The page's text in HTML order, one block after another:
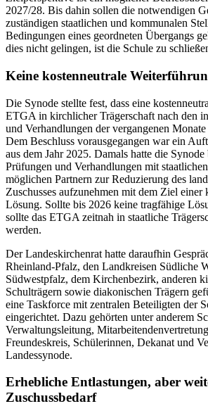
2027/28. Bis dahin sollen die notwendigen
zuständigen staatlichen und kommunalen
Bedingungen eines geordneten Übergangs
dies nicht gelingen, ist die Schule zu
Keine kostenneutrale
Die Synode stellte fest, dass eine
ETGA in kirchlicher Trägerschaft nach den
und Verhandlungen der vergangenen
Dem Beschluss vorausgegangen war ein
aus dem Jahr 2025. Damals hatte die Synode
Prüfungen und Verhandlungen mit
möglichen Partnern zur Reduzierung des
Zuschusses aufzunehmen mit dem Ziel einer
Lösung. Sollte bis 2026 keine tragfähige
sollte das ETGA zeitnah in staatliche
werden.
Der Landeskirchenrat hatte daraufhin
Rheinland-Pfalz, den Landkreisen Südliche
Südwestpfalz, dem Kirchenbezirk, anderen
Schulträgern sowie diakonischen Trägern
eine Taskforce mit zentralen Beteiligten der
eingerichtet. Dazu gehörten unter anderem
Verwaltungsleitung,
Freundeskreis, Schülerinnen, Dekanat und
Landessynode.
Erhebliche Entlastungen, aber
Zuschussbedarf